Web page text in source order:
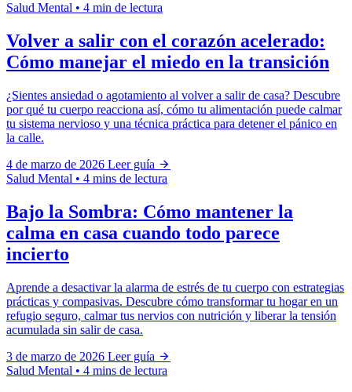
Salud Mental • 4 min de lectura
Volver a salir con el corazón acelerado:
Cómo manejar el miedo en la transición
¿Sientes ansiedad o agotamiento al volver a salir de casa? Descubre
por qué tu cuerpo reacciona así, cómo tu alimentación puede calmar
tu sistema nervioso y una técnica práctica para detener el pánico en
la calle.
4 de marzo de 2026 Leer guía
Salud Mental • 4 mins de lectura
Bajo la Sombra: Cómo mantener la
calma en casa cuando todo parece
incierto
Aprende a desactivar la alarma de estrés de tu cuerpo con estrategias
prácticas y compasivas. Descubre cómo transformar tu hogar en un
refugio seguro, calmar tus nervios con nutrición y liberar la tensión
acumulada sin salir de casa.
3 de marzo de 2026 Leer guía
Salud Mental • 4 mins de lectura